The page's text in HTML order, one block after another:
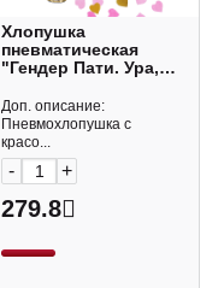
Хлопушка
пневматическая
"Гендер Пати. Ура,
30см, золото/
розовый 723007
Дон Баллон
Доп. описание:
Пневмохлопушка с
красо...
- +
279.8